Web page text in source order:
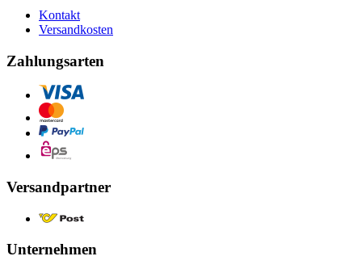
Kontakt
Versandkosten
Zahlungsarten
Versandpartner
Unternehmen